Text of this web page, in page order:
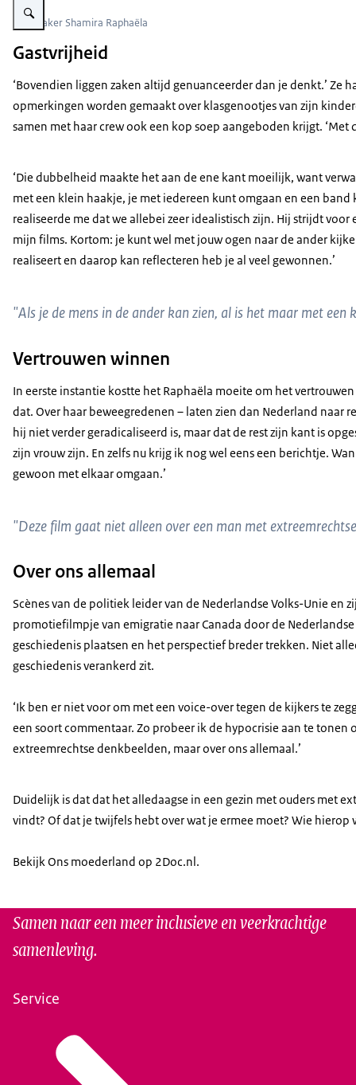
Filmmaker Shamira Raphaëla
Gastvrijheid
‘Bovendien liggen zaken altijd genuanceerder dan je denkt.’
opmerkingen worden gemaakt over klasgenootjes van zijn
samen met haar crew ook een kop soep aangeboden krijgt.
‘Die dubbelheid maakte het aan de ene kant moeilijk, want
met een klein haakje, je met iedereen kunt omgaan en een
realiseerde me dat we allebei zeer idealistisch zijn. Hij strijdt
mijn films. Kortom: je kunt wel met jouw ogen naar de ander
realiseert en daarop kan reflecteren heb je al veel gewonnen.’
"Als je de mens in de ander kan zien, al is het maar met
Vertrouwen winnen
In eerste instantie kostte het Raphaëla moeite om het
dat. Over haar beweegredenen – laten zien dan Nederland naar
hij niet verder geradicaliseerd is, maar dat de rest zijn kant is
zijn vrouw zijn. En zelfs nu krijg ik nog wel eens een berichtje.
gewoon met elkaar omgaan.’
"Deze film gaat niet alleen over een man met
Over ons allemaal
Scènes van de politiek leider van de Nederlandse Volks-Unie en
promotiefilmpje van emigratie naar Canada door de
geschiedenis plaatsen en het perspectief breder trekken. Niet
geschiedenis verankerd zit.
‘Ik ben er niet voor om met een voice-over tegen de kijkers te
een soort commentaar. Zo probeer ik de hypocrisie aan te
extreemrechtse denkbeelden, maar over ons allemaal.’
Duidelijk is dat dat het alledaagse in een gezin met ouders met
vindt? Of dat je twijfels hebt over wat je ermee moet? Wie
Bekijk Ons moederland op 2Doc.nl.
Samen naar een meer inclusieve en veerkrachtige
samenleving.
Service